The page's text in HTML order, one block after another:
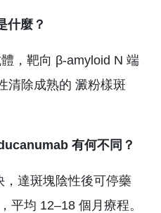
什麼？
，靶向 β-amyloid N 端
清除成熟的 澱粉樣斑
有何不同？
達斑塊陰性後可停藥
平均 12–18 個月療程。